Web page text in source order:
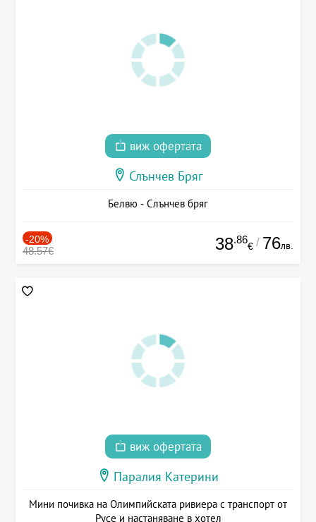
виж офертата
Слънчев Бряг
Белвю - Слънчев бряг
-20%
48.57€ 38.86
€ / 76лв.
виж офертата
Паралия Катерини
Мини почивка на Олимпийската ривиера с транспорт от
Русе и настаняване в хотел